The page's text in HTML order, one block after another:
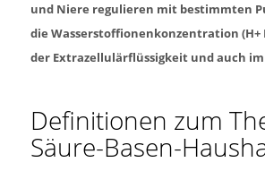
und Niere regulieren mit bestimmten
die Wasserstoffionenkonzentration (H+
der Extrazellulärflüssigkeit und auch
Definitionen zum
Säure-Basen-